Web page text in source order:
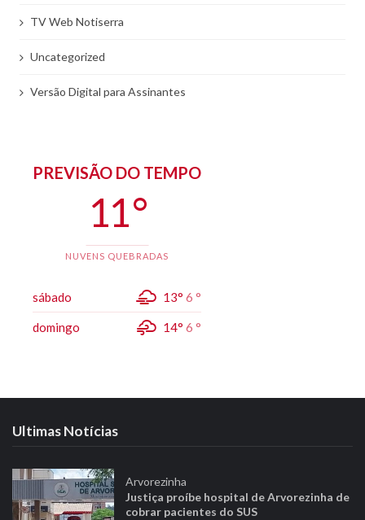
TV Web Notiserra
Uncategorized
Versão Digital para Assinantes
PREVISÃO DO TEMPO
11 °
NUVENS QUEBRADAS
sábado 13° 6 °
domingo 14° 6 °
Ultimas Notícias
Arvorezinha
Justiça proíbe hospital de Arvorezinha de
cobrar pacientes do SUS